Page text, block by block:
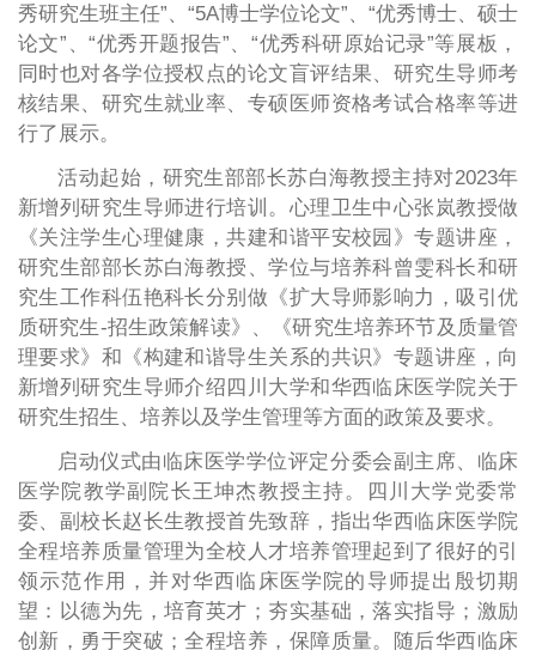
秀研究生班主任”、“5A博士学位论文”、“优秀博士、硕士
论文”、“优秀开题报告”、“优秀科研原始记录”等展板，
同时也对各学位授权点的论文盲评结果、研究生导师考
核结果、研究生就业率、专硕医师资格考试合格率等进
行了展示。
活动起始，研究生部部长苏白海教授主持对2023年
新增列研究生导师进行培训。心理卫生中心张岚教授做
《关注学生心理健康，共建和谐平安校园》专题讲座，
研究生部部长苏白海教授、学位与培养科曾雯科长和研
究生工作科伍艳科长分别做《扩大导师影响力，吸引优
质研究生-招生政策解读》、《研究生培养环节及质量管
理要求》和《构建和谐导生关系的共识》专题讲座，向
新增列研究生导师介绍四川大学和华西临床医学院关于
研究生招生、培养以及学生管理等方面的政策及要求。
启动仪式由临床医学学位评定分委会副主席、临床
医学院教学副院长王坤杰教授主持。四川大学党委常
委、副校长赵长生教授首先致辞，指出华西临床医学院
全程培养质量管理为全校人才培养管理起到了很好的引
领示范作用，并对华西临床医学院的导师提出殷切期
望：以德为先，培育英才；夯实基础，落实指导；激励
创新，勇于突破；全程培养，保障质量。随后华西临床